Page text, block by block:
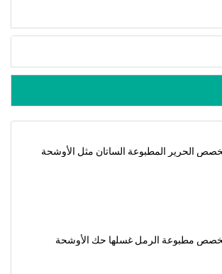
الحرير المطبوعة الساتان مثل الأوشحة
مطبوعة الرمل غسلها حك الأوشحة